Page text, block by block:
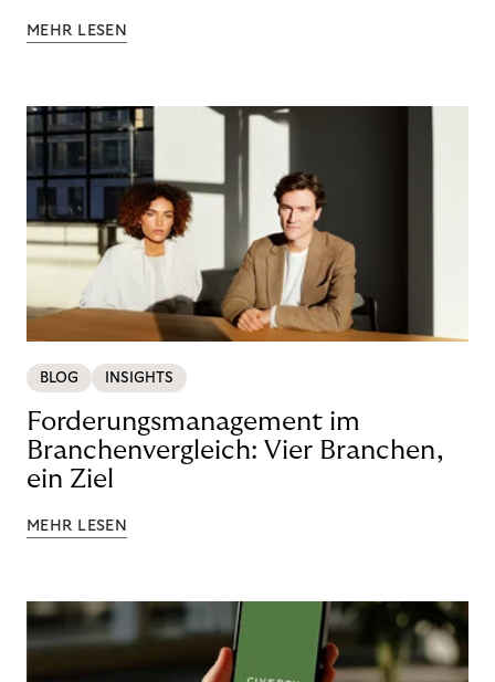
MEHR LESEN
BLOG INSIGHTS
Forderungsmanagement im
Branchenvergleich: Vier Branchen,
ein Ziel
MEHR LESEN